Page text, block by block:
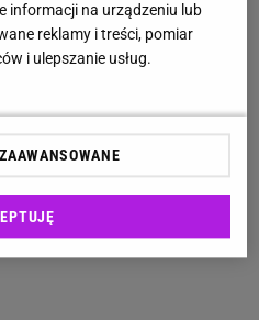
informacji na urządzeniu lub
reklamy i treści, pomiar
i ulepszanie usług.